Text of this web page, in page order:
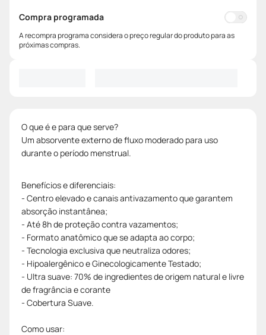
Compra programada
A recompra programa considera o preço regular do produto para as
próximas compras.
O que é e para que serve?
Um absorvente externo de fluxo moderado para uso
durante o período menstrual.
Benefícios e diferenciais:
- Centro elevado e canais antivazamento que garantem
absorção instantânea;
- Até 8h de proteção contra vazamentos;
- Formato anatômico que se adapta ao corpo;
- Tecnologia exclusiva que neutraliza odores;
- Hipoalergênico e Ginecologicamente Testado;
- Ultra suave: 70% de ingredientes de origem natural e livre
de fragrância e corante
- Cobertura Suave.
Como usar: